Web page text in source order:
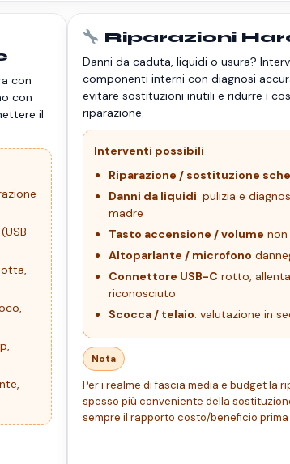
con
con
il
(USB-
Riparazioni
Danni da caduta, liquidi o usura?
componenti interni con diagnosi
evitare sostituzioni inutili e ridurre i
riparazione.
Interventi possibili
Riparazione / sostituzione
Danni da liquidi: pulizia e
madre
Tasto accensione / volume
Altoparlante / microfono
Connettore USB-C rotto,
riconosciuto
Scocca / telaio: valutazione in
Nota
Per i realme di fascia media e budget la
spesso più conveniente della
sempre il rapporto costo/beneficio